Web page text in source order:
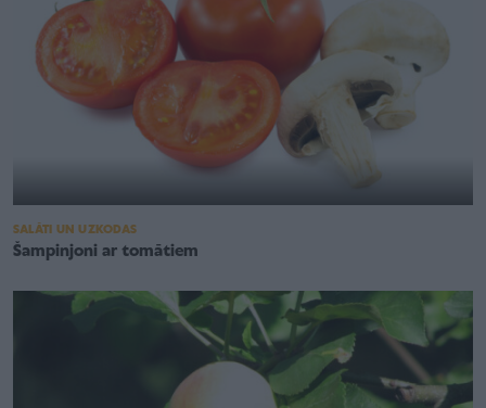
SALĀTI UN UZKODAS
Šampinjoni ar tomātiem